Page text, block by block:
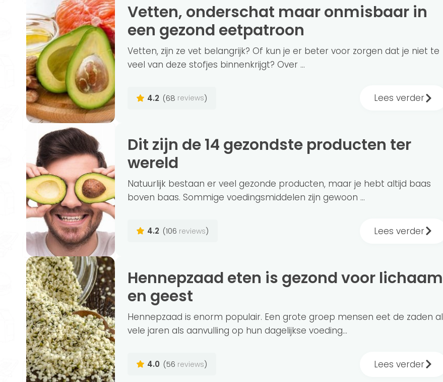
Vetten, onderschat maar onmisbaar in
een gezond eetpatroon
Vetten, zijn ze vet belangrijk? Of kun je er beter voor zorgen dat je niet te
veel van deze stofjes binnenkrijgt? Over ...
4.2 (68 reviews) Lees verder
Dit zijn de 14 gezondste producten ter
wereld
Natuurlijk bestaan er veel gezonde producten, maar je hebt altijd baas
boven baas. Sommige voedingsmiddelen zijn gewoon ...
4.2 (106 reviews) Lees verder
Hennepzaad eten is gezond voor lichaam
en geest
Hennepzaad is enorm populair. Een grote groep mensen eet de zaden al
vele jaren als aanvulling op hun dagelijkse voeding...
4.0 (56 reviews) Lees verder